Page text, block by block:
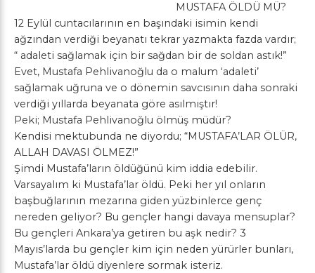
MUSTAFA ÖLDÜ MÜ?
12 Eylül cuntacılarının en başındaki isimin kendi
ağzından verdiği beyanatı tekrar yazmakta fazda vardır;
“ adaleti sağlamak için bir sağdan bir de soldan astık!”
Evet, Mustafa Pehlivanoğlu da o malum ‘adaleti’
sağlamak uğruna ve o dönemin savcısının daha sonraki
verdiği yıllarda beyanata göre asılmıştır!
Peki; Mustafa Pehlivanoğlu ölmüş müdür?
Kendisi mektubunda ne diyordu; “MUSTAFA’LAR ÖLÜR,
ALLAH DAVASI ÖLMEZ!”
Şimdi Mustafa’ların öldüğünü kim iddia edebilir.
Varsayalım ki Mustafa’lar öldü. Peki her yıl onların
başbuğlarının mezarına giden yüzbinlerce genç
nereden geliyor? Bu gençler hangi davaya mensuplar?
Bu gençleri Ankara’ya getiren bu aşk nedir? 3
Mayıs’larda bu gençler kim için neden yürürler bunları,
Mustafa’lar öldü diyenlere sormak isteriz.